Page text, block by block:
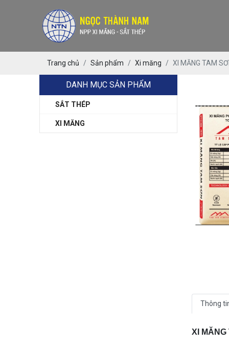
Trang chủ Sản phẩm Xi măng XI MĂNG TAM
DANH MỤC SẢN PHẨM
SẮT THÉP
XI MĂNG
Thông
XI MĂNG